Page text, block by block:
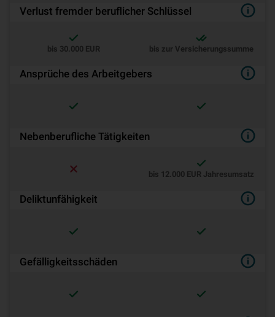
Verlust fremder beruflicher Schlüssel
bis 30.000 EUR bis zur Versicherungssumme
Ansprüche des Arbeitgebers
Nebenberufliche Tätigkeiten
bis 12.000 EUR Jahresumsatz
Deliktunfähigkeit
Gefälligkeitsschäden